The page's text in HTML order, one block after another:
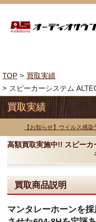
TOP
買取実績
スピーカーシステム
買取実績
【お知らせ】ウイルス感
高額買取実施中!! スピー
買取商品説明
マンタレーホーンを